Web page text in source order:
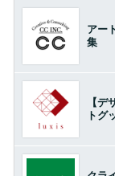
アー
集
【
トグ